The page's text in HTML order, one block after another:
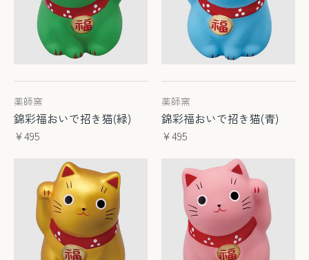
薬師窯
錦彩福おいで招き猫(緑)
¥495
薬師窯
錦彩福おいで招き猫(青)
¥495